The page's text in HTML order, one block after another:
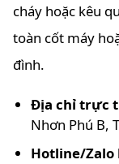
cháy hoặc kêu
toàn cốt máy
đình.
Địa chỉ trực
Nhơn Phú B,
Hotline/Zalo